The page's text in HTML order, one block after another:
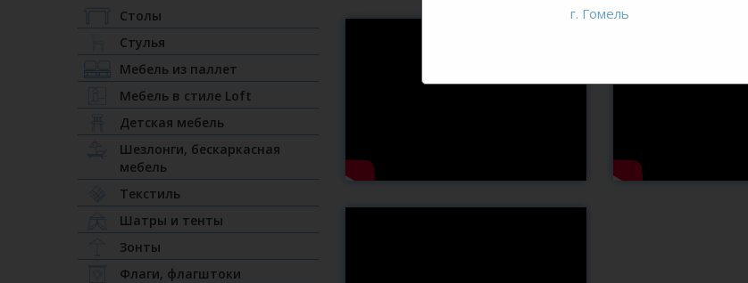
Столы
Стулья
Мебель из паллет
Мебель в стиле Loft
Детская мебель
Шезлонги, бескаркасная
мебель
Текстиль
Шатры и тенты
Зонты
Флаги, флагштоки
г. Гомель